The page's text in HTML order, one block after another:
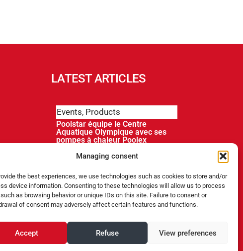
Managing consent
the best experiences, we use technologies such as cookies to store and/or
device information. Consenting to these technologies will allow us to process
as browsing behavior or unique IDs on this site. Failure to consent or
of consent may adversely affect certain features and functions.
Accept Refuse View preferences
LATEST ARTICLES
Events, Products
Poolstar équipe le Centre
Aquatique Olympique avec ses
pompes à chaleur Poolex
Products
ABRIBLUE lance SELFEEX, une
fixation automatique pour
simplifier l’utilisation des volets